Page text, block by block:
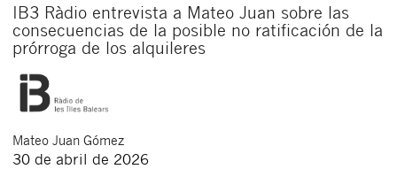
IB3 Ràdio entrevista a Mateo Juan sobre las
consecuencias de la posible no ratificación de la
prórroga de los alquileres
Mateo Juan Gómez
30 de abril de 2026